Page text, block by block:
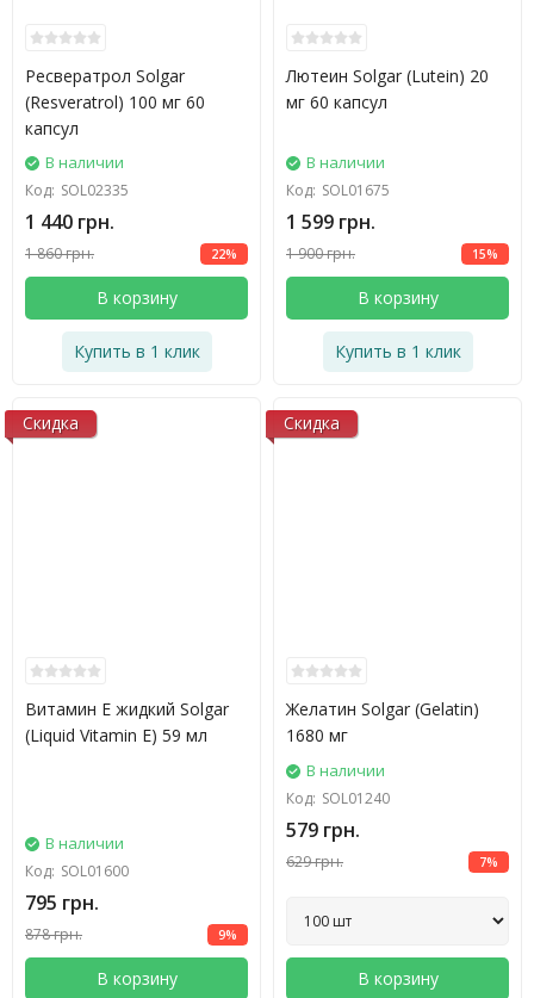
Ресвератрол Solgar
(Resveratrol) 100 мг 60
капсул
В наличии
Код: SOL02335
1 440 грн.
1 860 грн. 22%
В корзину
Купить в 1 клик
Лютеин Solgar (Lutein) 20
мг 60 капсул
В наличии
Код: SOL01675
1 599 грн.
1 900 грн. 15%
В корзину
Купить в 1 клик
Скидка
Витамин E жидкий Solgar
(Liquid Vitamin E) 59 мл
В наличии
Код: SOL01600
795 грн.
878 грн. 9%
В корзину
Скидка
Желатин Solgar (Gelatin)
1680 мг
В наличии
Код: SOL01240
579 грн.
629 грн. 7%
В корзину